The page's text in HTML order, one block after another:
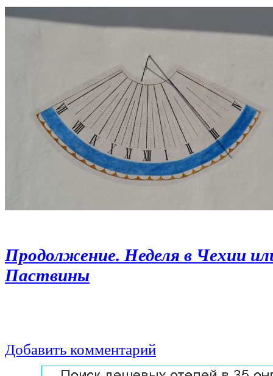
Продолжение. Неделя в Чехии
Паствины
Добавить комментарий